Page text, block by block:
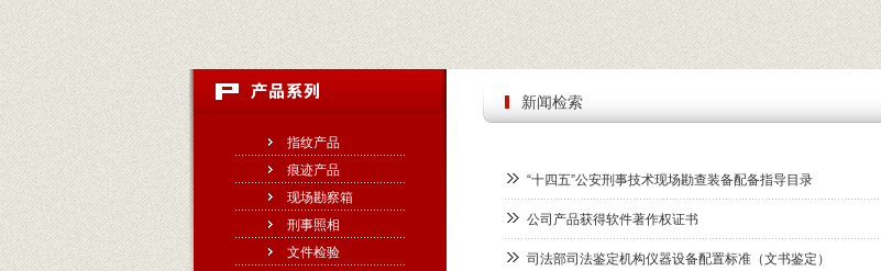
指纹产品
痕迹产品
现场勘察箱
刑事照相
文件检验
新闻检索
“十四五”公安刑事技术现场勘查装备配备指导目录
公司产品获得软件著作权证书
司法部司法鉴定机构仪器设备配置标准（文书鉴定）